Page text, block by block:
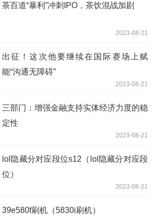
茶百道“暴利”冲刺IPO，茶饮混战加剧
2023-08-21
出征！这次他要继续在国际赛场上赋
能“沟通无障碍”
2023-08-21
三部门：增强金融支持实体经济力度的稳
定性
2023-08-21
lol隐藏分对应段位s12（lol隐藏分对应段
位）
2023-08-21
39e580f刷机（5830i刷机）